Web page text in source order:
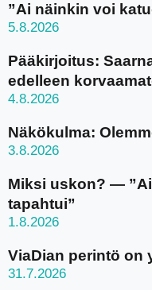
”Ai näinkin voi
5.8.2026
Pääkirjoitus:
edelleen
4.8.2026
Näkökulma:
3.8.2026
Miksi uskon? —
tapahtui”
1.8.2026
ViaDian perintö on
31.7.2026